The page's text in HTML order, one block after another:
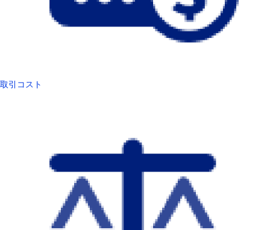
取引コスト